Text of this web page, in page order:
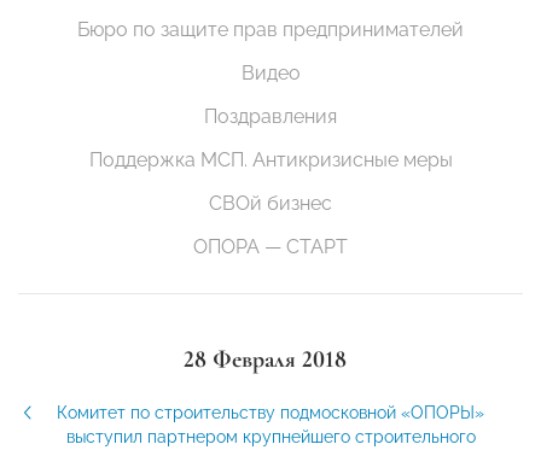
Бюро по защите прав предпринимателей
Видео
Поздравления
Поддержка МСП. Антикризисные меры
СВОй бизнес
ОПОРА — СТАРТ
28 Февраля 2018
Комитет по строительству подмосковной «ОПОРЫ»
выступил партнером крупнейшего строительного